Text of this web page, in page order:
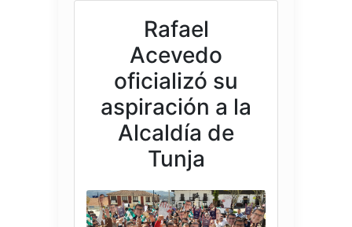
Rafael
Acevedo
oficializó su
aspiración a la
Alcaldía de
Tunja